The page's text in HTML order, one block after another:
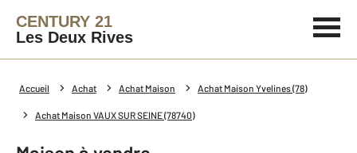
CENTURY 21
Les Deux Rives
Accueil Achat Achat Maison Achat Maison Yvelines (78)
Achat Maison VAUX SUR SEINE (78740)